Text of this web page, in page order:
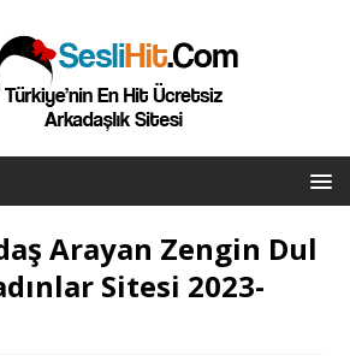
Arayan Zengin Dul
Sitesi 2023-